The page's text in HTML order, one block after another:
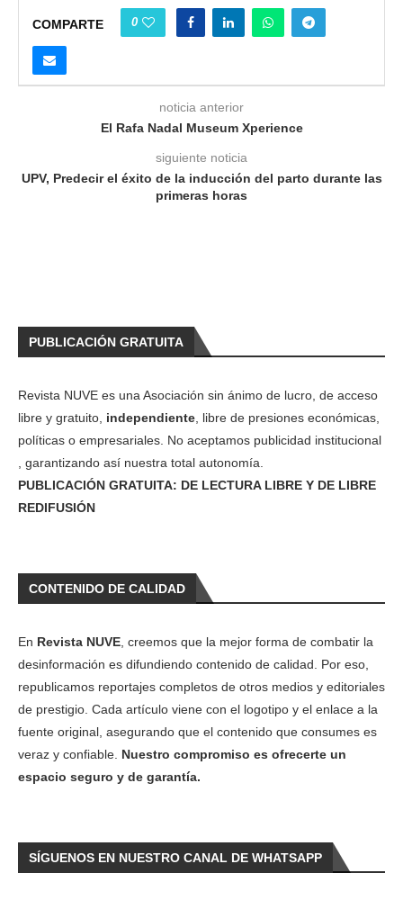
COMPARTE 0
noticia anterior
El Rafa Nadal Museum Xperience
siguiente noticia
UPV, Predecir el éxito de la inducción del parto durante las
primeras horas
PUBLICACIÓN GRATUITA
Revista NUVE es una Asociación sin ánimo de lucro, de acceso
libre y gratuito, independiente, libre de presiones económicas,
políticas o empresariales. No aceptamos publicidad institucional
, garantizando así nuestra total autonomía.
PUBLICACIÓN GRATUITA: DE LECTURA LIBRE Y DE LIBRE
REDIFUSIÓN
CONTENIDO DE CALIDAD
En Revista NUVE, creemos que la mejor forma de combatir la
desinformación es difundiendo contenido de calidad. Por eso,
republicamos reportajes completos de otros medios y editoriales
de prestigio. Cada artículo viene con el logotipo y el enlace a la
fuente original, asegurando que el contenido que consumes es
veraz y confiable. Nuestro compromiso es ofrecerte un
espacio seguro y de garantía.
SÍGUENOS EN NUESTRO CANAL DE WHATSAPP